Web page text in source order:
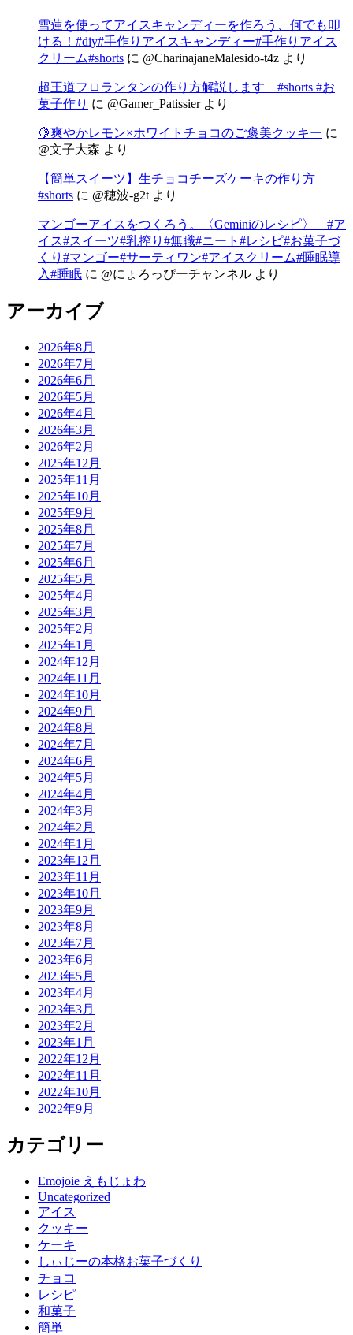
雪蓮を使ってアイスキャンディーを作ろう、何でも叩
ける！#diy#手作りアイスキャンディー#手作りアイス
クリーム#shorts に @CharinajaneMalesido-t4z より
超王道フロランタンの作り方解説します #shorts #お
菓子作り に @Gamer_Patissierより
🍋爽やかレモン×ホワイトチョコのご褒美クッキー に
@文子大森 より
【簡単スイーツ】生チョコチーズケーキの作り方
#shorts に @穂波-g2t より
マンゴーアイスをつくろう。〈Geminiのレシピ〉 #ア
イス#スイーツ#乳搾り#無職#ニート#レシピ#お菓子づ
くり#マンゴー#サーティワン#アイスクリーム#睡眠導
入#睡眠 に @にょろっぴーチャンネル より
アーカイブ
2026年8月
2026年7月
2026年6月
2026年5月
2026年4月
2026年3月
2026年2月
2025年12月
2025年11月
2025年10月
2025年9月
2025年8月
2025年7月
2025年6月
2025年5月
2025年4月
2025年3月
2025年2月
2025年1月
2024年12月
2024年11月
2024年10月
2024年9月
2024年8月
2024年7月
2024年6月
2024年5月
2024年4月
2024年3月
2024年2月
2024年1月
2023年12月
2023年11月
2023年10月
2023年9月
2023年8月
2023年7月
2023年6月
2023年5月
2023年4月
2023年3月
2023年2月
2023年1月
2022年12月
2022年11月
2022年10月
2022年9月
カテゴリー
Emojoie えもじょわ
Uncategorized
アイス
クッキー
ケーキ
しぃじーの本格お菓子づくり
チョコ
レシピ
和菓子
簡単